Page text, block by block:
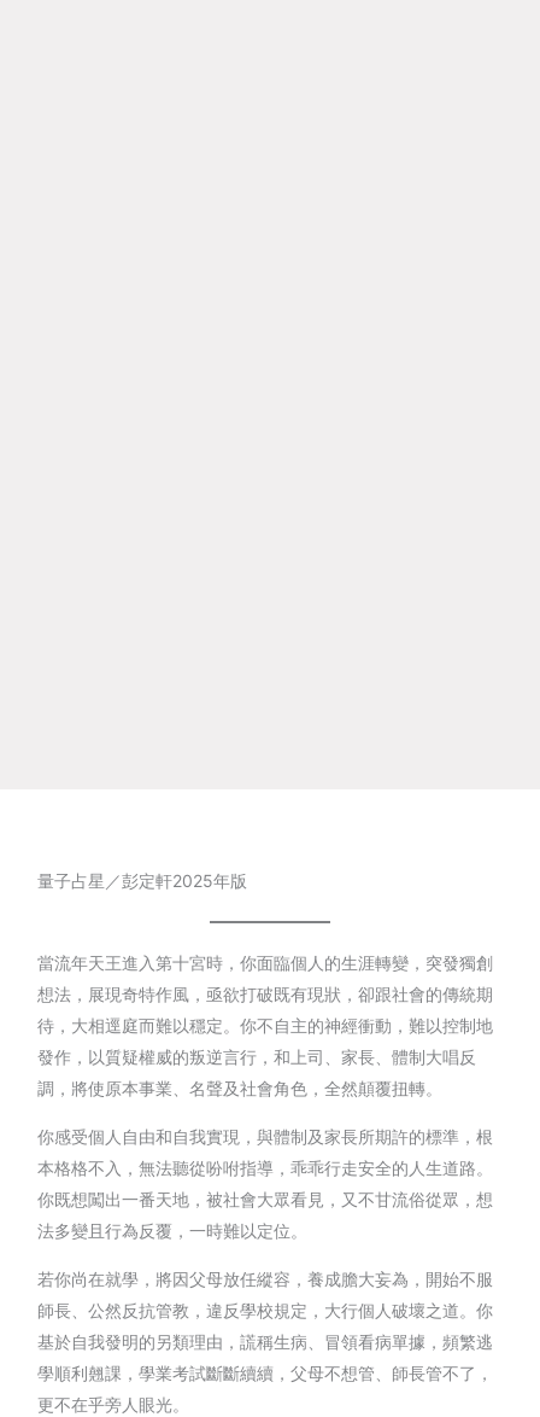
量子占星／彭定軒2025年版
當流年天王進入第十宮時，你面臨個人的生涯轉變，突發獨創
想法，展現奇特作風，亟欲打破既有現狀，卻跟社會的傳統期
待，大相逕庭而難以穩定。你不自主的神經衝動，難以控制地
發作，以質疑權威的叛逆言行，和上司、家長、體制大唱反
調，將使原本事業、名聲及社會角色，全然顛覆扭轉。
你感受個人自由和自我實現，與體制及家長所期許的標準，根
本格格不入，無法聽從吩咐指導，乖乖行走安全的人生道路。
你既想闖出一番天地，被社會大眾看見，又不甘流俗從眾，想
法多變且行為反覆，一時難以定位。
若你尚在就學，將因父母放任縱容，養成膽大妄為，開始不服
師長、公然反抗管教，違反學校規定，大行個人破壞之道。你
基於自我發明的另類理由，謊稱生病、冒領看病單據，頻繁逃
學順利翹課，學業考試斷斷續續，父母不想管、師長管不了，
更不在乎旁人眼光。